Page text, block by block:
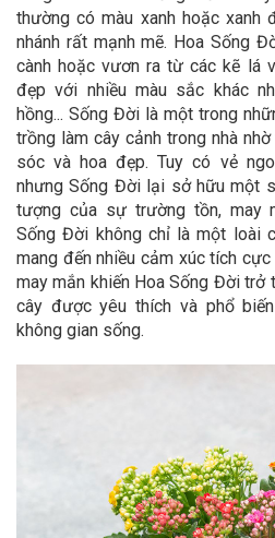
thường có màu xanh hoặc xanh
nhánh rất mạnh mẽ. Hoa Sống
cành hoặc vươn ra từ các kẽ lá
đẹp với nhiều màu sắc khác
hồng... Sống Đời là một trong
trồng làm cây cảnh trong nhà
sóc và hoa đẹp. Tuy có vẻ
nhưng Sống Đời lại sở hữu một
tượng của sự trường tồn, may
Sống Đời không chỉ là một loài
mang đến nhiều cảm xúc tích
may mắn khiến Hoa Sống Đời trở
cây được yêu thích và phổ
không gian sống.